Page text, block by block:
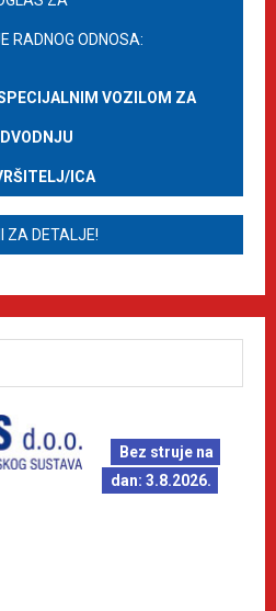
RADNOG ODNOSA:
VOZILOM ZA
ICA
ZA DETALJE!
Bez struje na
dan: 3.8.2026.